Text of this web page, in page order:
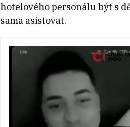
hotelového personálu být s
sama asistovat.